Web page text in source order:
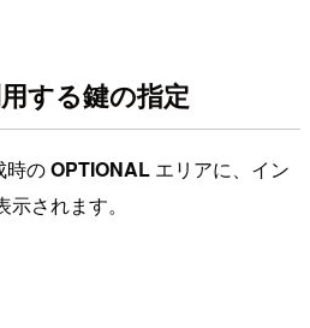
する鍵の指定
時のOPTIONAL エリアに、イン
されます。